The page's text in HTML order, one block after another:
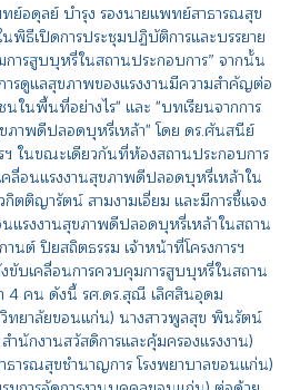
ย์อดุลย์ บำรุง รองนายแพทย์สาธารณสุข
ธีเปิดการประชุมปฏิบัติการและบรรยาย
ารสูบบุหรี่ในสถานประกอบการ” จากนั้น
ารดูแลสุขภาพของแรงงานมีความสำคัญต่อ
ในพื้นที่อย่างไร" และ "บทเรียนจากการ
ภาพดีปลอดบุหรี่เหล้า" โดย ดร.ศันสนีย์
ฯ ในขณะเดียวกันที่ห้องสถานประกอบการ
คลื่อนแรงงานสุขภาพดีปลอดบุหรี่เหล้าใน
กิตติญารัตน์ สามงามเอี่ยม และมีการชี้แจง
แรงงานสุขภาพดีปลอดบุหรี่เหล้าในสถาน
นต์ ปิยสถิตธรรม เจ้าหน้าที่โครงการฯ
ขับเคลื่อนการควบคุมการสูบบุหรี่ในสถาน
4 คน ดังนี้ รศ.ดร.สุณี เลิศสินอุดม
ทยาลัยขอนแก่น) นางสาวพูลสุข พินรัตน์
ำนักงานสวัสดิการและคุ้มครองแรงงาน)
ารณสุขชำนาญการ โรงพยาบาลขอนแก่น)